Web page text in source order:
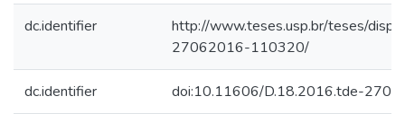
dc.identifier
http://www.teses.usp.br/teses/
27062016-110320/
dc.identifier doi:10.11606/D.18.2016.tde-